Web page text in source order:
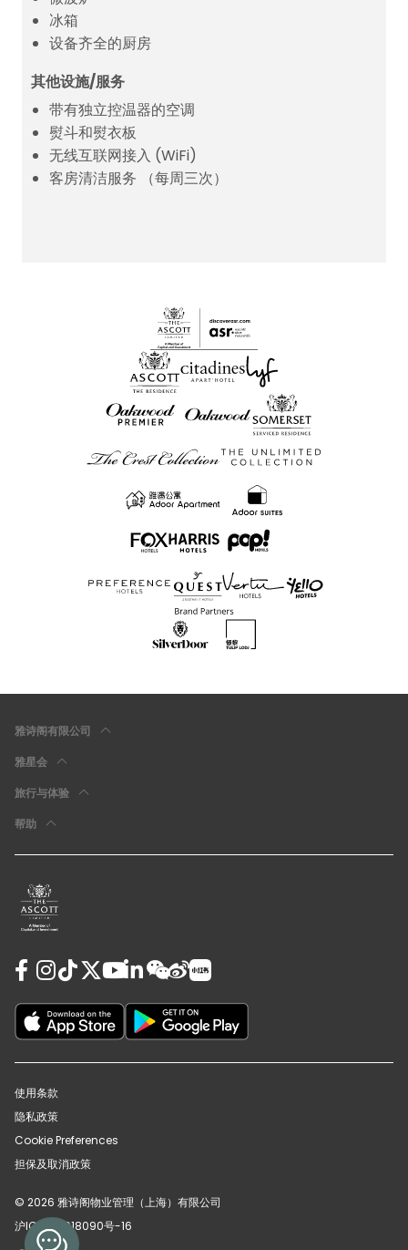
冰箱
设备齐全的厨房
其他设施/服务
带有独立控温器的空调
熨斗和熨衣板
无线互联网接入 (WiFi)
客房清洁服务 （每周三次）
雅诗阁有限公司
雅星会
旅行与体验
帮助
使用条款
隐私政策
Cookie Preferences
担保及取消政策
© 2026 雅诗阁物业管理（上海）有限公司
沪ICP备12018090号-16